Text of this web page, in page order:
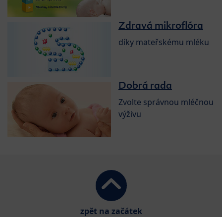
Zdravá mikroflóra
díky mateřskému mléku
Dobrá rada
Zvolte správnou mléčnou
výživu
zpět na začátek